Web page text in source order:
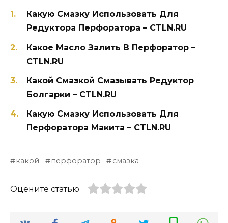
Какую Смазку Использовать Для
Редуктора Перфоратора – CTLN.RU
Какое Масло Залить В Перфоратор –
CTLN.RU
Какой Смазкой Смазывать Редуктор
Болгарки – CTLN.RU
Какую Смазку Использовать Для
Перфоратора Макита – CTLN.RU
какой перфоратор смазка
Оцените статью